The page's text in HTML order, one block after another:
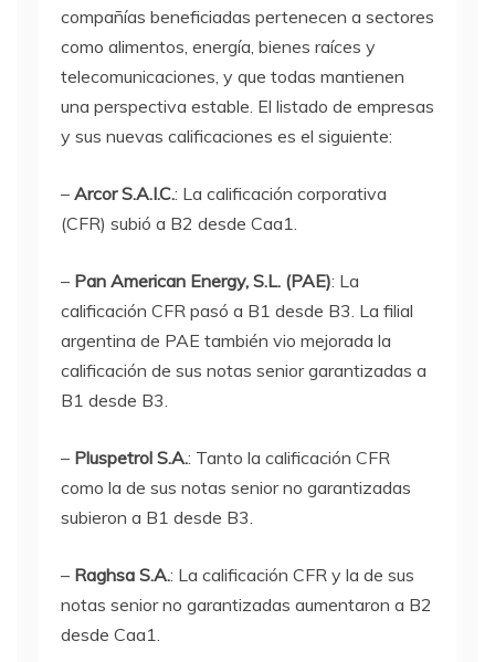
compañías beneficiadas pertenecen a sectores
como alimentos, energía, bienes raíces y
telecomunicaciones, y que todas mantienen
una perspectiva estable. El listado de empresas
y sus nuevas calificaciones es el siguiente:
– Arcor S.A.I.C.: La calificación corporativa
(CFR) subió a B2 desde Caa1.
– Pan American Energy, S.L. (PAE): La
calificación CFR pasó a B1 desde B3. La filial
argentina de PAE también vio mejorada la
calificación de sus notas senior garantizadas a
B1 desde B3.
– Pluspetrol S.A.: Tanto la calificación CFR
como la de sus notas senior no garantizadas
subieron a B1 desde B3.
– Raghsa S.A.: La calificación CFR y la de sus
notas senior no garantizadas aumentaron a B2
desde Caa1.